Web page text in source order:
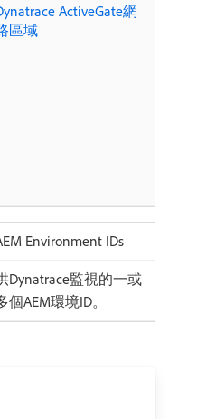
ActiveGate網
區域
Environment IDs
Dynatrace監視的一或
個AEM環境ID。